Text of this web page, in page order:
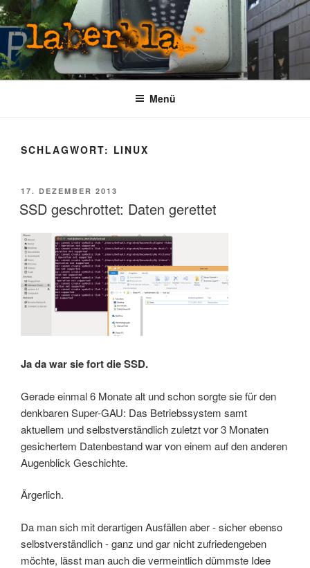
Zum
Inhalt
springen
LABERBLA
laber mal
Menü
SCHLAGWORT: LINUX
VERÖFFENTLICHT
AM
17. DEZEMBER 2013
SSD geschrottet: Daten gerettet
Ja da war sie fort die SSD.
Gerade einmal 6 Monate alt und schon sorgte sie für den
denkbaren Super-GAU: Das Betriebssystem samt
aktuellem und selbstverständlich zuletzt vor 3 Monaten
gesichertem Datenbestand war von einem auf den anderen
Augenblick Geschichte.
Ärgerlich.
Da man sich mit derartigen Ausfällen aber - sicher ebenso
selbstverständlich - ganz und gar nicht zufriedengeben
möchte, lässt man auch die vermeintlich dümmste Idee